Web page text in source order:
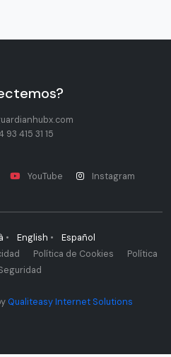
93 415 31 15
YouTube Instagram
• English •
Español
Política de Cookies
Política
Qualiteasy Internet Solutions